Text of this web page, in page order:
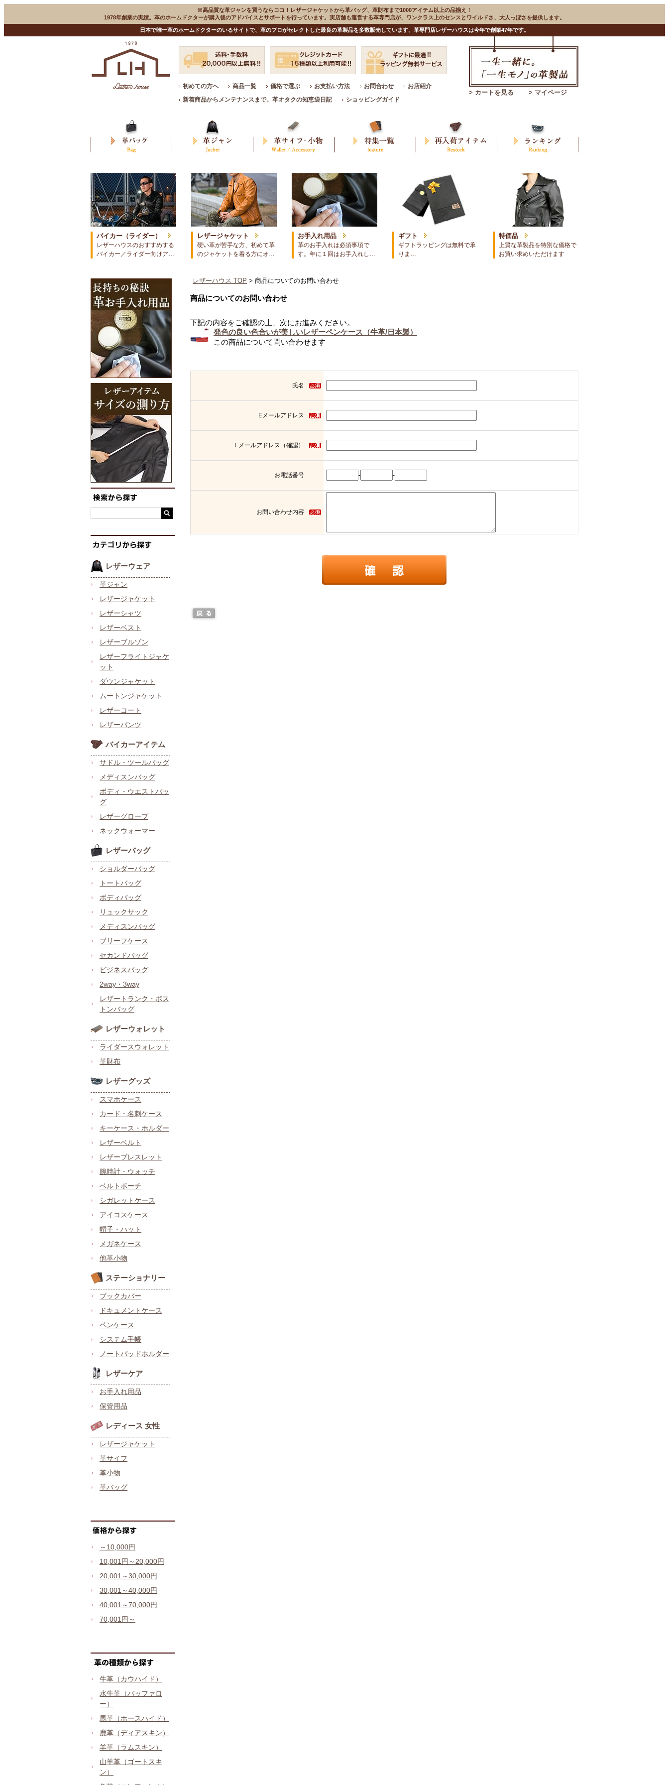
※高品質な革ジャンを買うならココ！レザージャケットから革バッグ、革財布まで1000アイテム以上の品揃え！
1978年創業の実績。革のホームドクターが購入後のアドバイスとサポートを行っています。実店舗も運営する革専門店が、ワンクラス上のセンスとワイルドさ、大人っぽさを提供します。
日本で唯一革のホームドクターのいるサイトで、革のプロがセレクトした最良の革製品を多数販売しています。革専門店レザーハウスは今年で創業47年です。
初めての方へ 商品一覧 価格で選ぶ お支払い方法 お問合わせ
お店紹介
新着商品からメンテナンスまで。革オタクの知恵袋日記
ショッピングガイド
> カートを見る > マイページ
バイカー（ライダー）
レザーハウスのおすすめする
バイカー／ライダー向けア…
レザージャケット
硬い革が苦手な方、初めて革
のジャケットを着る方にオ…
お手入れ用品
革のお手入れは必須事項で
す。年に１回はお手入れし…
ギフト
ギフトラッピングは無料で承
りま…
特価品
上質な革製品を特別な価格で
お買い求めいただけます
レザーウェア
革ジャン
レザージャケット
レザーシャツ
レザーベスト
レザーブルゾン
レザーフライトジャケ
ット
ダウンジャケット
ムートンジャケット
レザーコート
レザーパンツ
バイカーアイテム
サドル・ツールバッグ
メディスンバッグ
ボディ・ウエストバッ
グ
レザーグローブ
ネックウォーマー
レザーバッグ
ショルダーバッグ
トートバッグ
ボディバッグ
リュックサック
メディスンバッグ
ブリーフケース
セカンドバッグ
ビジネスバッグ
2way・3way
レザートランク・ボス
トンバッグ
レザーウォレット
ライダースウォレット
革財布
レザーグッズ
スマホケース
カード・名刺ケース
キーケース・ホルダー
レザーベルト
レザーブレスレット
腕時計・ウォッチ
ベルトポーチ
シガレットケース
アイコスケース
帽子・ハット
メガネケース
他革小物
ステーショナリー
ブックカバー
ドキュメントケース
ペンケース
システム手帳
ノートパッドホルダー
レザーケア
お手入れ用品
保管用品
レディース 女性
レザージャケット
革サイフ
革小物
革バッグ
～10,000円
10,001円～20,000円
20,001～30,000円
30,001～40,000円
40,001～70,000円
70,001円～
牛革（カウハイド）
水牛革（バッファロ
ー）
馬革（ホースハイド）
鹿革（ディアスキン）
羊革（ラムスキン）
山羊革（ゴートスキ
ン）
レザーハウス TOP > 商品についてのお問い合わせ
商品についてのお問い合わせ
下記の内容をご確認の上、次にお進みください。
発色の良い色合いが美しいレザーペンケース（牛革/日本製）
この商品について問い合わせます
氏名
Eメールアドレス
Eメールアドレス（確認）
お電話番号 - -
お問い合わせ内容